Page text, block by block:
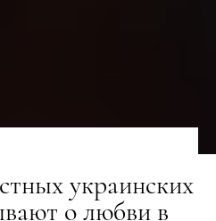
украинских
о любви в